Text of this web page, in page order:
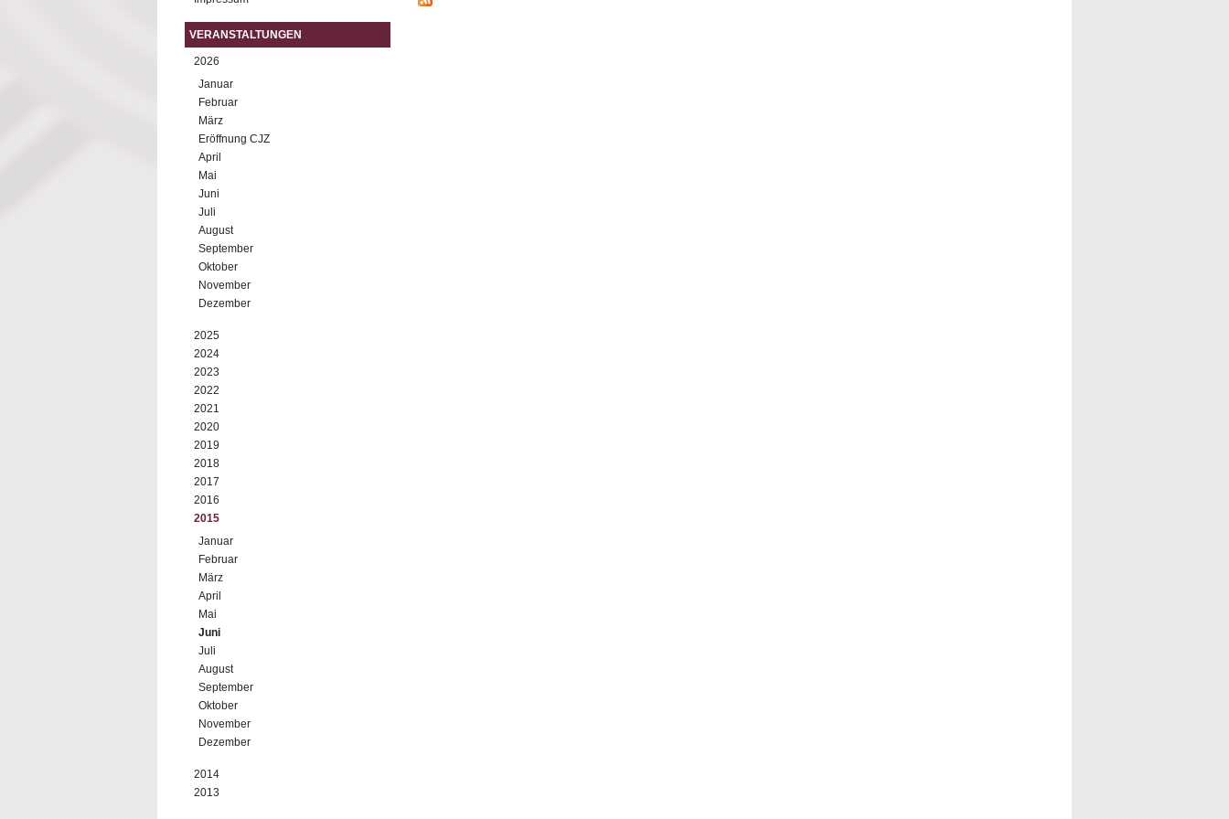
VERANSTALTUNGEN
2026
Januar
Februar
März
Eröffnung CJZ
April
Mai
Juni
Juli
August
September
Oktober
November
Dezember
2025
2024
2023
2022
2021
2020
2019
2018
2017
2016
2015
Januar
Februar
März
April
Mai
Juni
Juli
August
September
Oktober
November
Dezember
2014
2013